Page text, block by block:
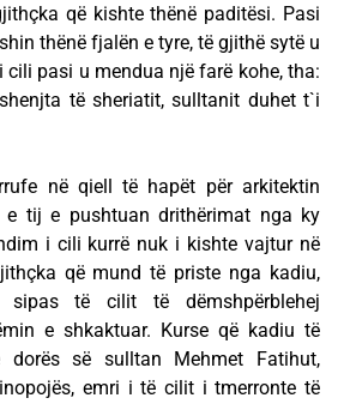
që kishte thënë paditësi. Pasi
thënë fjalën e tyre, të gjithë sytë u
cili pasi u mendua një farë kohe, tha:
të sheriatit, sulltanit duhet t`i
në qiell të hapët për arkitektin
e tij e pushtuan drithërimat nga ky
i cili kurrë nuk i kishte vajtur në
që mund të priste nga kadiu,
sipas të cilit të dëmshpërblehej
e shkaktuar. Kurse që kadiu të
dorës së sulltan Mehmet Fatihut,
emri i të cilit i tmerronte të